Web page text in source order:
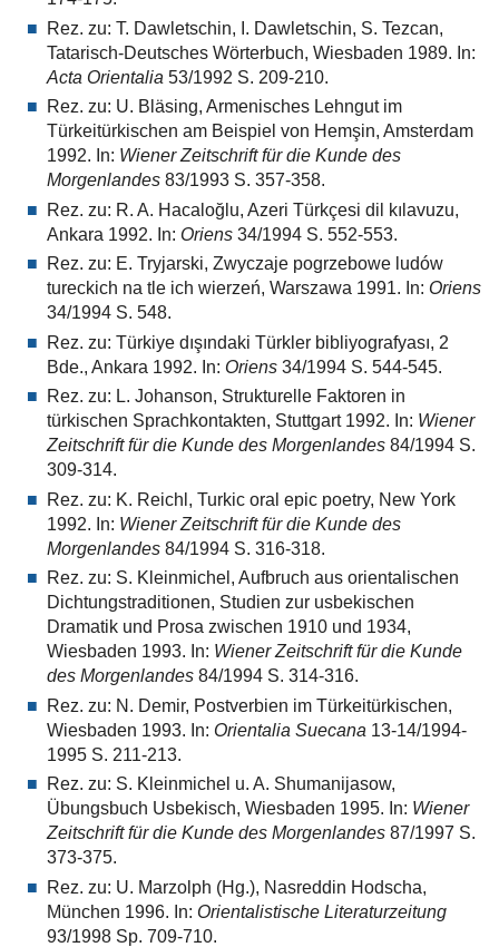
Rez. zu: T. Dawletschin, I. Dawletschin, S. Tezcan,
Tatarisch-Deutsches Wörterbuch, Wiesbaden 1989. In:
Acta Orientalia 53/1992 S. 209-210.
Rez. zu: U. Bläsing, Armenisches Lehngut im
Türkeitürkischen am Beispiel von Hemşin, Amsterdam
1992. In: Wiener Zeitschrift für die Kunde des
Morgenlandes83/1993 S. 357-358.
Rez. zu: R. A. Hacaloğlu, Azeri Türkçesi dil kılavuzu,
Ankara 1992. In: Oriens34/1994 S. 552-553.
Rez. zu: E. Tryjarski, Zwyczaje pogrzebowe ludów
tureckich na tle ich wierzeń, Warszawa 1991. In: Oriens
34/1994 S. 548.
Rez. zu: Türkiye dışındaki Türkler bibliyografyası, 2
Bde., Ankara 1992. In: Oriens34/1994 S. 544-545.
Rez. zu: L. Johanson, Strukturelle Faktoren in
türkischen Sprachkontakten, Stuttgart 1992. In: Wiener
Zeitschrift für die Kunde des Morgenlandes84/1994 S.
309-314.
Rez. zu: K. Reichl, Turkic oral epic poetry, New York
1992. In: Wiener Zeitschrift für die Kunde des
Morgenlandes84/1994 S. 316-318.
Rez. zu: S. Kleinmichel, Aufbruch aus orientalischen
Dichtungstraditionen, Studien zur usbekischen
Dramatik und Prosa zwischen 1910 und 1934,
Wiesbaden 1993. In: Wiener Zeitschrift für die Kunde
des Morgenlandes84/1994 S. 314-316.
Rez. zu: N. Demir, Postverbien im Türkeitürkischen,
Wiesbaden 1993. In: Orientalia Suecana 13-14/1994-
1995 S. 211-213.
Rez. zu: S. Kleinmichel u. A. Shumanijasow,
Übungsbuch Usbekisch, Wiesbaden 1995. In: Wiener
Zeitschrift für die Kunde des Morgenlandes87/1997 S.
373-375.
Rez. zu: U. Marzolph (Hg.), Nasreddin Hodscha,
München 1996. In: Orientalistische Literaturzeitung
93/1998 Sp. 709-710.